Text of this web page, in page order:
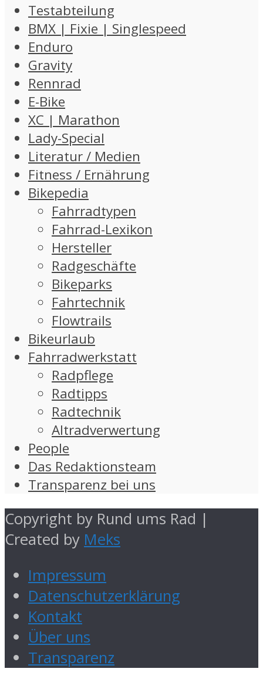
Testabteilung
BMX | Fixie | Singlespeed
Enduro
Gravity
Rennrad
E-Bike
XC | Marathon
Lady-Special
Literatur / Medien
Fitness / Ernährung
Bikepedia
Fahrradtypen
Fahrrad-Lexikon
Hersteller
Radgeschäfte
Bikeparks
Fahrtechnik
Flowtrails
Bikeurlaub
Fahrradwerkstatt
Radpflege
Radtipps
Radtechnik
Altradverwertung
People
Das Redaktionsteam
Transparenz bei uns
Copyright by Rund ums Rad |
Created by Meks
Impressum
Datenschutzerklärung
Kontakt
Über uns
Transparenz